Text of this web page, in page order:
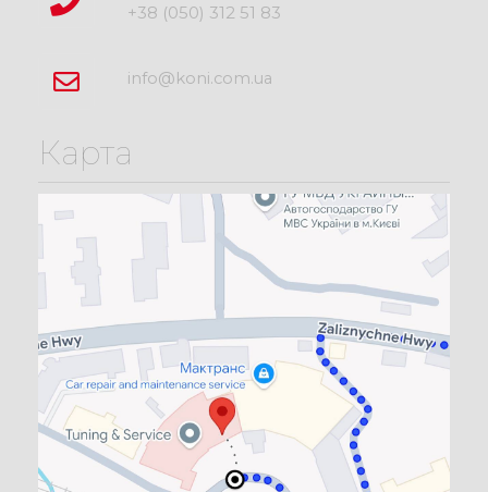
+38 (050) 312 51 83
info@koni.com.ua
Карта